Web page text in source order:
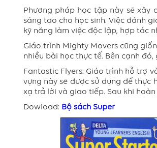
Phương pháp học tập này sẽ
sáng tạo cho học sinh. Việc đánh
kỹ năng làm việc độc lập, hợp tác
Giáo trình Mighty Movers cũng
nhiều bài học thực tế. Bên cạnh
Fantastic Flyers: Giáo trình hỗ trợ
vựng này sẽ được sử dụng để thực
xạ trả lời và giao tiếp. Sau khi
Dowload: Bộ sách Super